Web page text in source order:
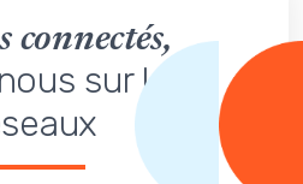
connectés,
sur les